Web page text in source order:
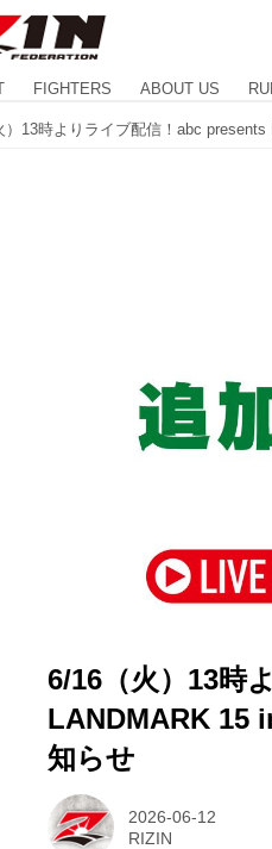
FIGHTERS ABOUT US
6/16（火）13時
LANDMARK 15
知らせ
2026-06-12
RIZIN